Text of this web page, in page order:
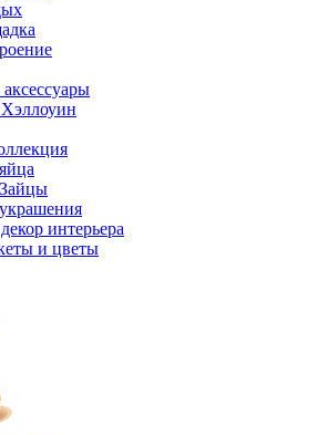
интерьера
и цветы